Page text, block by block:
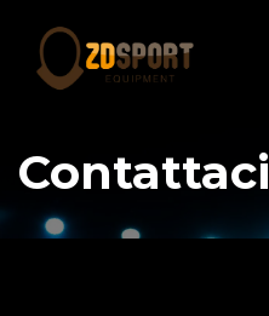
Contattaci